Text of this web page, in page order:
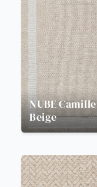
NUBECamille
Beige